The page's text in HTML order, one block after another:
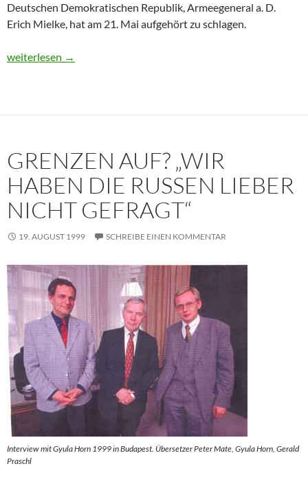
Deutschen Demokratischen Republik, Armeegeneral a. D.
Erich Mielke, hat am 21. Mai aufgehört zu schlagen.
Historisches Dokument: Die Trauerrede für Erich Mielke (1907-
weiterlesen →
GRENZEN AUF? „WIR
HABEN DIE RUSSEN LIEBER
NICHT GEFRAGT“
19. AUGUST 1999 SCHREIBE EINEN KOMMENTAR
Interview mit Gyula Horn 1999 in Budapest. Übersetzer Peter Mate, Gyula Horn, Gerald
Praschl